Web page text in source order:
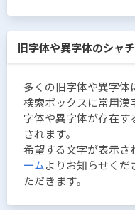
旧字体や異字体のシャ
多くの旧字体や異字体
検索ボックスに常用漢
字体や異字体が存在
されます。
希望する文字が表示さ
ームよりお知らせく
ただきます。